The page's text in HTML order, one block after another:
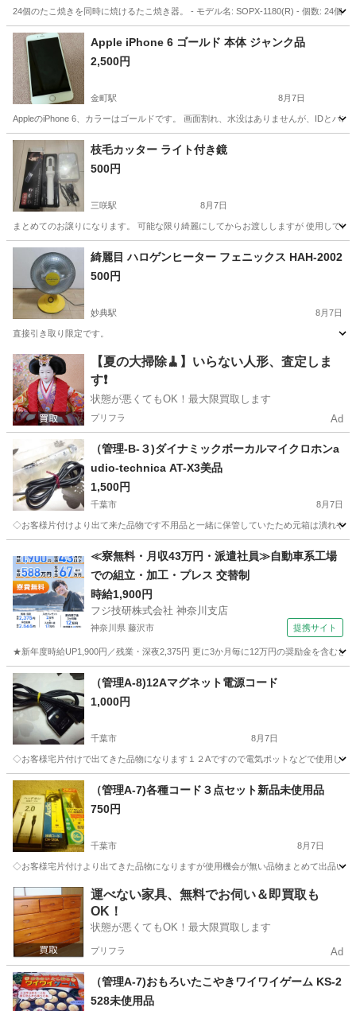
24個のたこ焼きを同時に焼けるたこ焼き器。 - モデル名: SOPX-1180(R) - 個数: 24個 -
千葉 船橋市 キッチン家電
Apple iPhone 6 ゴールド 本体 ジャンク品
2,500円
金町駅 8月7日
AppleのiPhone 6、カラーはゴールドです。 画面割れ、水没はありませんが、IDとパ
千葉 松戸市 金町駅 電話、ＦＡＸ
枝毛カッター ライト付き鏡
500円
三咲駅 8月7日
まとめてのお譲りになります。 可能な限り綺麗にしてからお渡ししますが 使用して
千葉 船橋市 三咲駅 美容家電
綺麗目 ハロゲンヒーター フェニックス HAH-2002
500円
妙典駅 8月7日
直接引き取り限定です。
千葉 市川市 妙典駅 季節、空調家電
【夏の大掃除🧹】いらない人形、査定しま
す❗️
状態が悪くてもOK！最大限買取します
プリフラ Ad
（管理-B-３)ダイナミックボーカルマイクロホンa
udio-technica AT-X3美品
1,500円
千葉市 8月7日
◇お客様片付けより出て来た品物です不用品と一緒に保管していたため元箱は潰れや
オーディオ 千葉 千葉市 土気駅
オーディオ プラグ
≪寮無料・月収43万円・派遣社員≫自動車系工場
での組立・加工・プレス 交替制
時給1,900円
フジ技研株式会社 神奈川支店
神奈川県 藤沢市 提携サイト
★新年度時給UP1,900円／残業・深夜2,375円 更に3か月毎に12万円の奨励金を含む
神奈川 藤沢市 その他
（管理A-8)12Aマグネット電源コード
1,000円
千葉市 8月7日
◇お客様宅片付けで出てきた品物になります１２Aですので電気ポットなどで使用し
千葉 千葉市 キッチン家電 千葉市 土気駅
キッチン家電 マグネット
（管理A-7)各種コード３点セット新品未使用品
750円
千葉市 8月7日
◇お客様宅片付けより出てきた品物になりますが使用機会が無い品物まとめて出品
千葉 千葉市 オーディオ 千葉 千葉市 土気駅
オーディオ コード
運べない家具、無料でお伺い＆即買取も
OK！
状態が悪くてもOK！最大限買取します
プリフラ Ad
（管理A-7)おもろいたこやきワイワイゲーム KS-2
528未使用品